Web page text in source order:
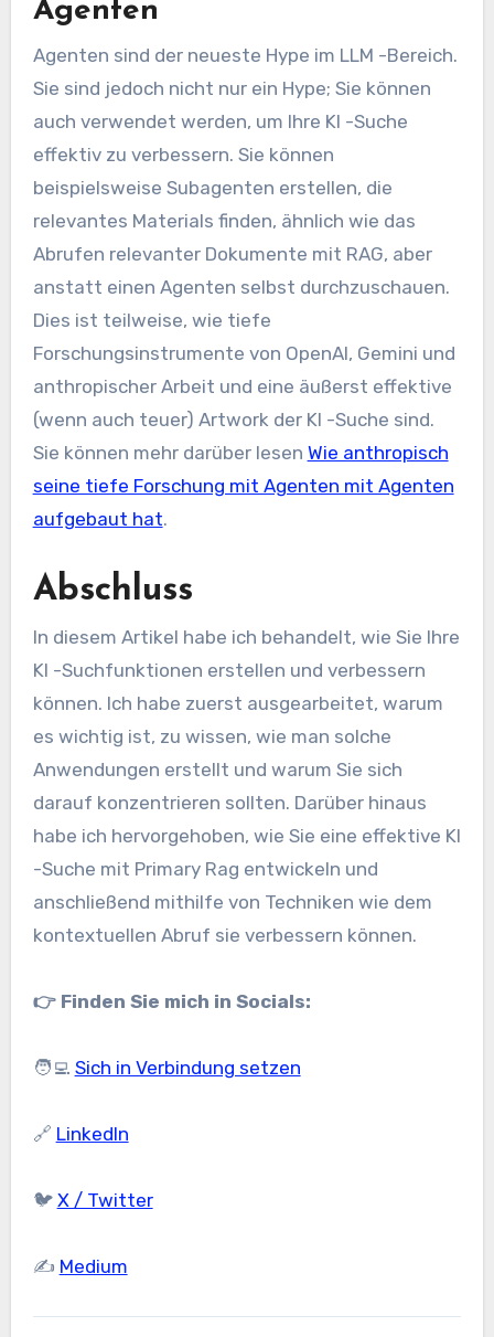
Agenten
Agenten sind der neueste Hype im LLM -Bereich.
Sie sind jedoch nicht nur ein Hype; Sie können
auch verwendet werden, um Ihre KI -Suche
effektiv zu verbessern. Sie können
beispielsweise Subagenten erstellen, die
relevantes Materials finden, ähnlich wie das
Abrufen relevanter Dokumente mit RAG, aber
anstatt einen Agenten selbst durchzuschauen.
Dies ist teilweise, wie tiefe
Forschungsinstrumente von OpenAI, Gemini und
anthropischer Arbeit und eine äußerst effektive
(wenn auch teuer) Artwork der KI -Suche sind.
Sie können mehr darüber lesen Wie anthropisch
seine tiefe Forschung mit Agenten mit Agenten
aufgebaut hat.
Abschluss
In diesem Artikel habe ich behandelt, wie Sie Ihre
KI -Suchfunktionen erstellen und verbessern
können. Ich habe zuerst ausgearbeitet, warum
es wichtig ist, zu wissen, wie man solche
Anwendungen erstellt und warum Sie sich
darauf konzentrieren sollten. Darüber hinaus
habe ich hervorgehoben, wie Sie eine effektive KI
-Suche mit Primary Rag entwickeln und
anschließend mithilfe von Techniken wie dem
kontextuellen Abruf sie verbessern können.
👉 Finden Sie mich in Socials:
🧑‍💻 Sich in Verbindung setzen
🔗 LinkedIn
🐦 X / Twitter
✍️ Medium